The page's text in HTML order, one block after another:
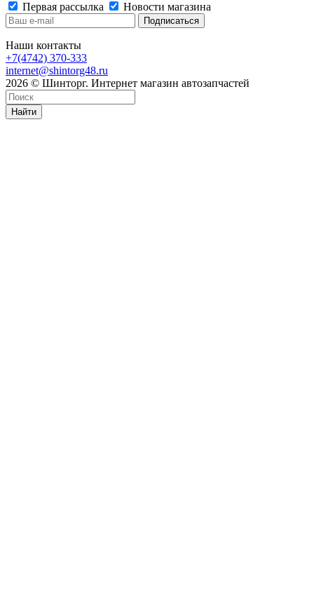
Первая рассылка
Новости магазина
Наши контакты
+7(4742) 370-333
internet@shintorg48.ru
2026 © Шинторг. Интернет магазин автозапчастей
Найти